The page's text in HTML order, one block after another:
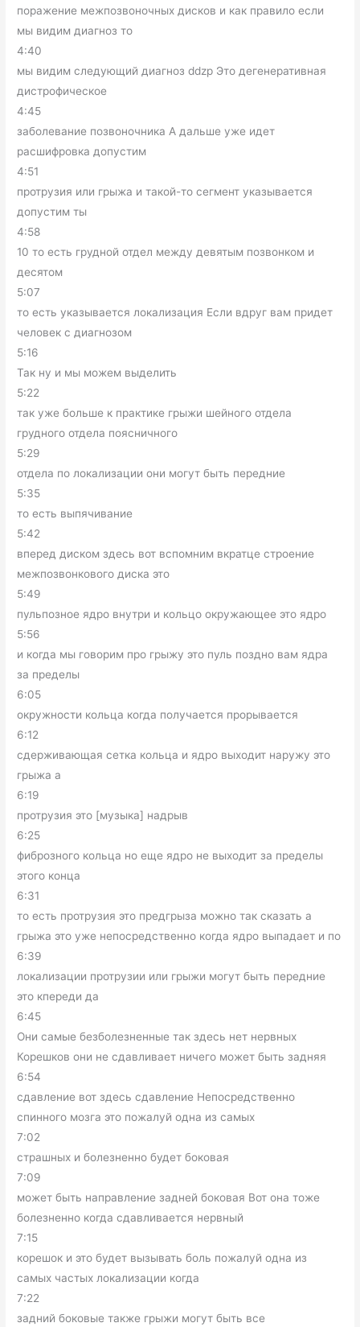
поражение межпозвоночных дисков и как правило если
мы видим диагноз то
4:40
мы видим следующий диагноз ddzp Это дегенеративная
дистрофическое
4:45
заболевание позвоночника А дальше уже идет
расшифровка допустим
4:51
протрузия или грыжа и такой-то сегмент указывается
допустим ты
4:58
10 то есть грудной отдел между девятым позвонком и
десятом
5:07
то есть указывается локализация Если вдруг вам придет
человек с диагнозом
5:16
Так ну и мы можем выделить
5:22
так уже больше к практике грыжи шейного отдела
грудного отдела поясничного
5:29
отдела по локализации они могут быть передние
5:35
то есть выпячивание
5:42
вперед диском здесь вот вспомним вкратце строение
межпозвонкового диска это
5:49
пульпозное ядро внутри и кольцо окружающее это ядро
5:56
и когда мы говорим про грыжу это пуль поздно вам ядра
за пределы
6:05
окружности кольца когда получается прорывается
6:12
сдерживающая сетка кольца и ядро выходит наружу это
грыжа а
6:19
протрузия это [музыка] надрыв
6:25
фиброзного кольца но еще ядро не выходит за пределы
этого конца
6:31
то есть протрузия это предгрыза можно так сказать а
грыжа это уже непосредственно когда ядро выпадает и по
6:39
локализации протрузии или грыжи могут быть передние
это кпереди да
6:45
Они самые безболезненные так здесь нет нервных
Корешков они не сдавливает ничего может быть задняя
6:54
сдавление вот здесь сдавление Непосредственно
спинного мозга это пожалуй одна из самых
7:02
страшных и болезненно будет боковая
7:09
может быть направление задней боковая Вот она тоже
болезненно когда сдавливается нервный
7:15
корешок и это будет вызывать боль пожалуй одна из
самых частых локализации когда
7:22
задний боковые также грыжи могут быть все